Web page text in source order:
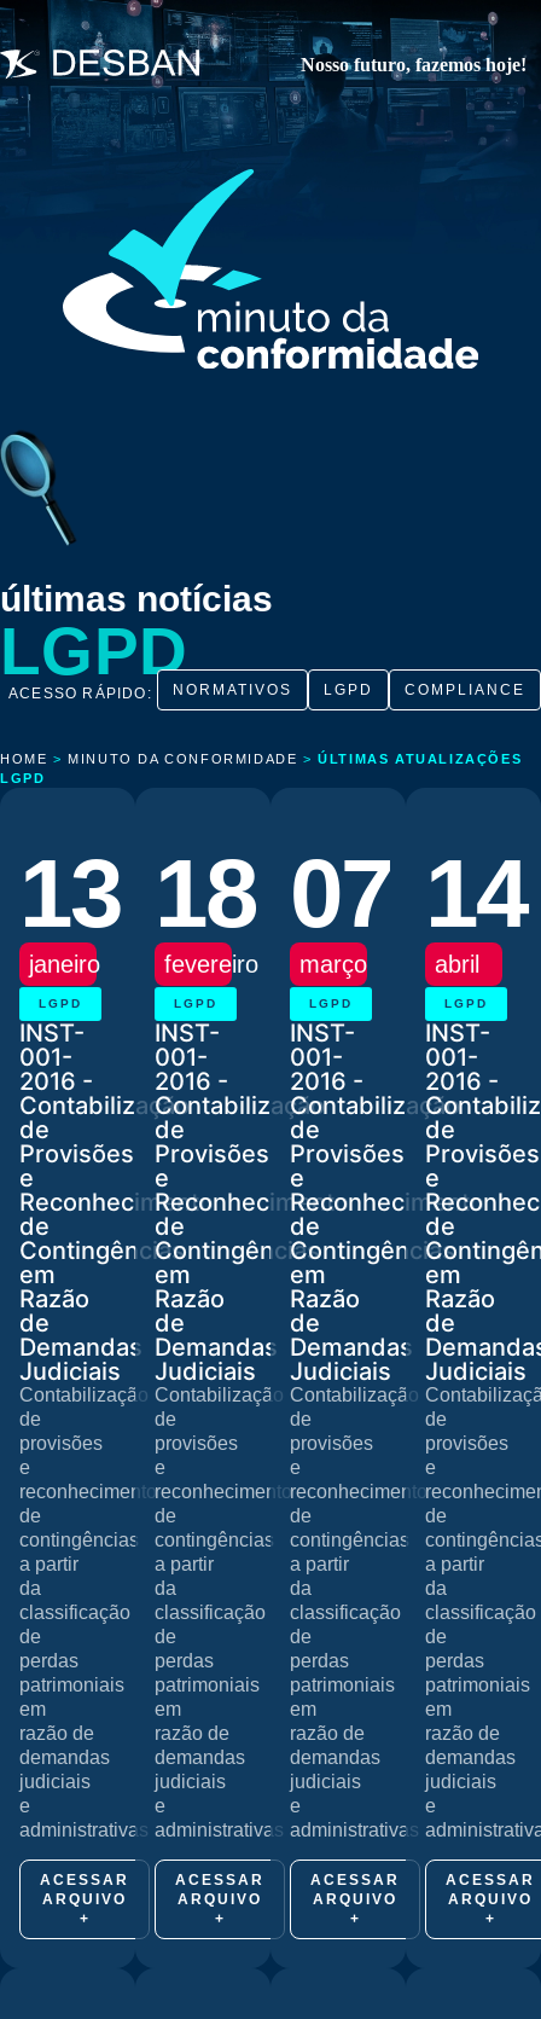
últimas notícias
LGPD
ACESSO RÁPIDO: NORMATIVOS LGPD COMPLIANCE
HOME >MINUTO DA CONFORMIDADE >ÚLTIMAS ATUALIZAÇÕES
LGPD
13
janeiro
LGPD
INST-
001-
2016 -
Contabilização
de
Provisões
e
Reconhecimento
de
Contingências
em
Razão
de
Demandas
Judiciais
Contabilização
de
provisões
e
reconhecimento
de
contingências
a partir
da
classificação
de
perdas
patrimoniais
em
razão de
demandas
judiciais
e
administrativas
ACESSAR
ARQUIVO
+
18
fevereiro
LGPD
INST-
001-
2016 -
Contabilização
de
Provisões
e
Reconhecimento
de
Contingências
em
Razão
de
Demandas
Judiciais
Contabilização
de
provisões
e
reconhecimento
de
contingências
a partir
da
classificação
de
perdas
patrimoniais
em
razão de
demandas
judiciais
e
administrativas
ACESSAR
ARQUIVO
+
07
março
LGPD
INST-
001-
2016 -
Contabilização
de
Provisões
e
Reconhecimento
de
Contingências
em
Razão
de
Demandas
Judiciais
Contabilização
de
provisões
e
reconhecimento
de
contingências
a partir
da
classificação
de
perdas
patrimoniais
em
razão de
demandas
judiciais
e
administrativas
ACESSAR
ARQUIVO
+
14
abril
LGPD
INST-
001-
2016 -
de
Provisões
e
de
em
Razão
de
Judiciais
de
provisões
e
de
a partir
da
classificação
de
perdas
patrimoniais
em
razão de
demandas
judiciais
e
ACESSAR
ARQUIVO
+